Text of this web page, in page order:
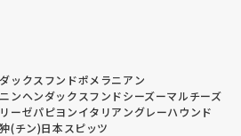
ックスフンドポメラニアン
ンヘンダックスフンドシーズーマルチーズ
ーゼパピヨンイタリアングレーハウンド
狆(チン)日本スピッツ